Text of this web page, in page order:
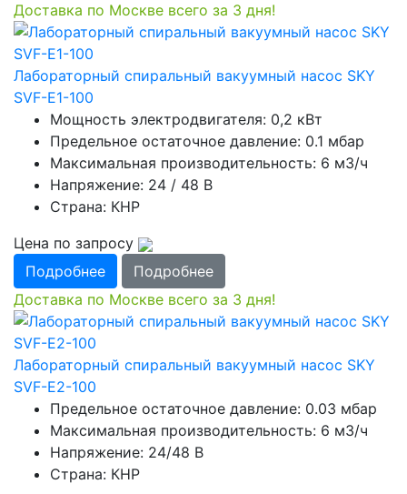
Доставка по Москве всего за 3 дня!
Лабораторный спиральный вакуумный насос SKY
SVF-E1-100
Мощность электродвигателя: 0,2 кВт
Предельное остаточное давление: 0.1 мбар
Максимальная производительность: 6 м3/ч
Напряжение: 24 / 48 В
Страна: КНР
Цена по запросу
Подробнее
Подробнее
Доставка по Москве всего за 3 дня!
Лабораторный спиральный вакуумный насос SKY
SVF-E2-100
Предельное остаточное давление: 0.03 мбар
Максимальная производительность: 6 м3/ч
Напряжение: 24/48 В
Страна: КНР